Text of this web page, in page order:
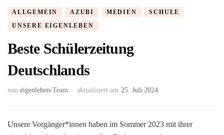
ALLGEMEIN AZUBI MEDIEN
SCHULE
UNSERE EIGENLEBEN
Beste Schülerzeitung
Deutschlands
von eigenleben-Team aktualisiert am 25. Juli 2024
Unsere Vorgänger*innen haben im Sommer 2023 mit ihrer